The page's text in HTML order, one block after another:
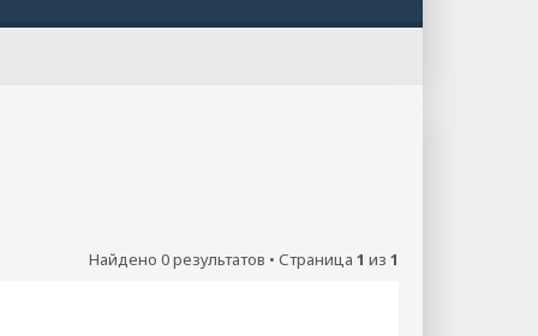
Найдено 0 результатов • Страница 1 из 1